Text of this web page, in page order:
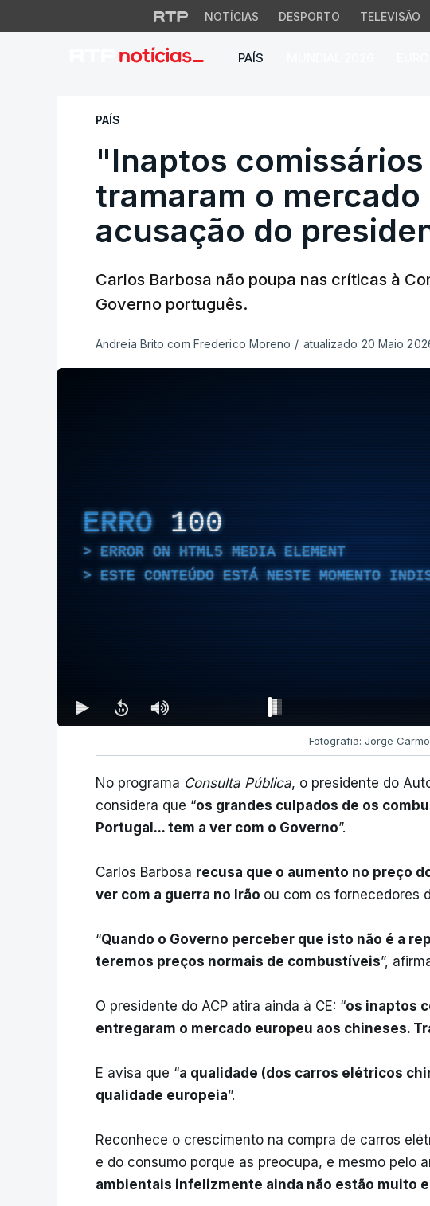
NOTÍCIAS DESPORTO TELEVISÃO
PAÍS
"Inaptos comissários
PAÍS
"Inaptos
tramaram o
acusação do
Carlos Barbosa não poupa nas críticas à
Governo português.
Andreia Brito com Frederico Moreno / atualizado 20 Maio
ERRO 100
ERROR ON HTML5 MEDIA ELEMENT
ESTE CONTEÚDO ESTÁ NESTE MOMENTO
Fotografia: Jorge
No programa Consulta Pública, o presidente do
considera que “os grandes culpados de os
Portugal... tem a ver com o Governo”.
Carlos Barbosa recusa que o aumento no preço
ver com a guerra no Irão ou com os fornecedores
“Quando o Governo perceber que isto não é a
teremos preços normais de combustíveis”,
O presidente do ACP atira ainda à CE: “os inaptos
entregaram o mercado europeu aos chineses.
E avisa que “a qualidade (dos carros elétricos
qualidade europeia”.
Reconhece o crescimento na compra de carros
e do consumo porque as preocupa, e mesmo pelo
ambientais infelizmente ainda não estão muito